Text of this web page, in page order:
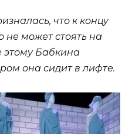
что к концу
не может стоять на
этому Бабкина
она сидит в лифте.